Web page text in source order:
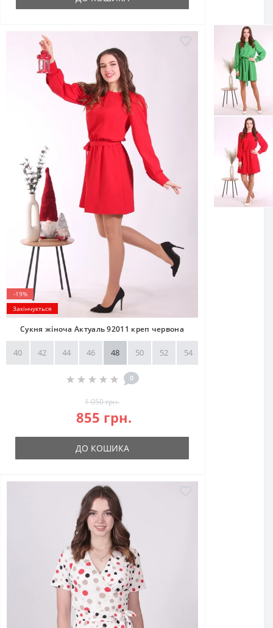
-19%
Закінчується
Сукня жіноча Актуаль 92011 креп червона
40 42 44 46 48 50 52 54
0
1 050 грн.
855 грн.
ДО КОШИКА